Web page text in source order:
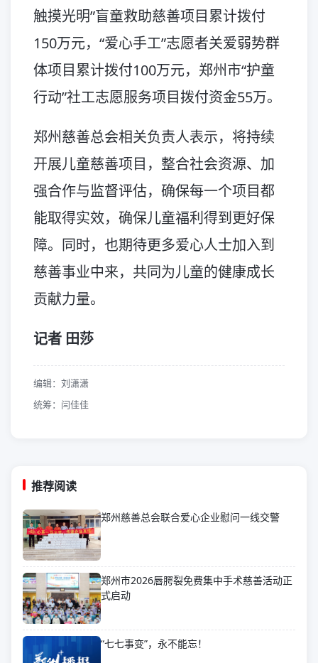
触摸光明”盲童救助慈善项目累计拨付
150万元，“爱心手工”志愿者关爱弱势群
体项目累计拨付100万元，郑州市“护童
行动”社工志愿服务项目拨付资金55万。
郑州慈善总会相关负责人表示，将持续
开展儿童慈善项目，整合社会资源、加
强合作与监督评估，确保每一个项目都
能取得实效，确保儿童福利得到更好保
障。同时，也期待更多爱心人士加入到
慈善事业中来，共同为儿童的健康成长
贡献力量。
记者 田莎
编辑：刘潇潇
统筹：闫佳佳
推荐阅读
郑州慈善总会联合爱心企业慰问一线交警
郑州市2026唇腭裂免费集中手术慈善活动正
式启动
“七七事变”，永不能忘！